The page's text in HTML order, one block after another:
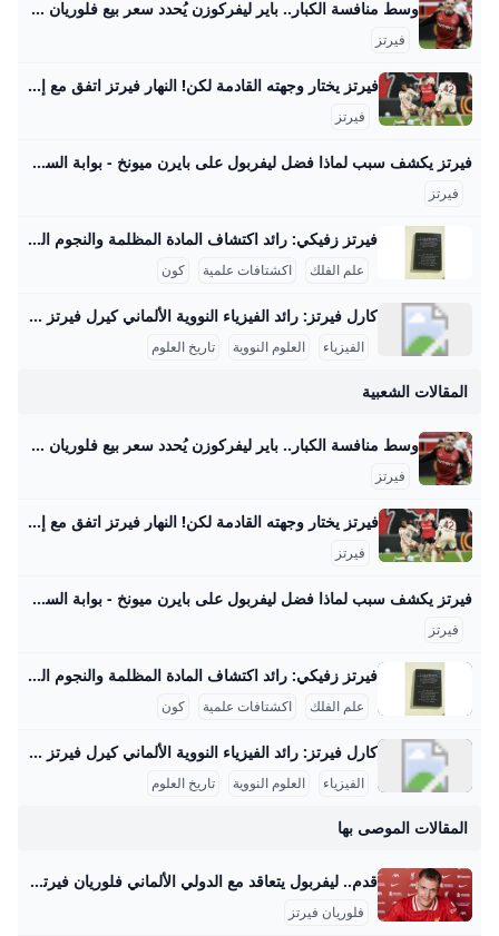
وسط منافسة الكبار.. باير ليفركوزن يُحدد سعر بيع فلوريان فيرتز صحيفة الوطن حدد مسئولو نادي باير ليفركوزن الألماني سعر بيع فلوريان فيرتز، لاعب خط وسط الفريق الأول لكرة القدم بالنادي، في الميركاتو الصيفي المقبل، وذلك في ظل وجود منافسة مشتعلة بين كبار الأندية الأوروبية… {{ article.article_subtitle }} {{ authorName() }} {{ article.author_description }} {{ article.formatted_date }}epa11762162 Florian Wirtz of Leverkusen celebrates after scoring the 1-0 lead during the German Bundesliga soccer match between Bayer 04 Leverkusen and FC St. Pauli in Leverkusen, Germany, 07 December 2024.
فيرتز
فيرتز يختار وجهته القادمة لكن! النهار فيرتز اتفق مع إدارة بايرن ميونيخ الجريدة مواقعنا لبنان عربي بودكاست تسجيل الدخول اشترك - الرئيسية عيش لبنان اقتصاد وأعمال تحقيقات مقالات كتاب النهار آراء منبر كتاب النهار 29-08-2025 | 05:37 استعادة النظام السوري السجناء واللاجئين معاً مؤشّر لنية بناء دولة كتاب النهار 29-08-2025 | 05:30 أيّ رسائل مخفيّة لحراك “حزب الله” السياسي المكثّف؟ رياضة كرة قدم كرة سلة كرة مضرب رياضة ميكانيكية ألعاب قتالية الغولف رياضات أخرى رياضة 29-08-2025 | 06:25 شربل أبو خطار لـ"النهار": الرياضة دواء ومفتاح النجاح الدراسي رياضة 28-08-2025 | 17:06 ازدواج الجنسية… أزمة مستمرّة لنجوم كرة القدم
فيرتز
فيرتز يكشف سبب لماذا فضل ليفربول على بايرن ميونخ - بوابة السعودية نيوز يحاول الفريق بناء نفسه بشكل قوي ليكون قادراً على المنافسة على أعلى مستوى تحت قيادة المدرب آرني سلوت وقد أظهر الفريق أداءً مميزاً في سوق الانتقالات هذا الصيف، انتقال اللاعب إلى ليفربول يمثل تحدياً كبيراً بالنسبة له، حيث قال: “لقد كانت خطوة أصعب أن أترك هذا المحيط وأذهب لبلد آخر مع كل ما يتضمنه من تغييرات وألعب في دوري جديد بأسلوب لعب مختلف”. اختيار واعٍ أضاف اللاعب: “لقد انتقلت لتحدي أكبر، تحدي اخترت خوضه بوعي من أجل أن أنجح وأصبح لاعباً أفضل , لقد اخترت الانتقال إلى ليفربول كقرار واعٍ بالنسبة لي كي أصبح أفضل”.
فيرتز
فيرتز زفيكي: رائد اكتشاف المادة المظلمة والنجوم النيوترونية يسرني تقديم مقال مفصل عن شخصية فريتز زفيكي وإسهاماته العلمية في علم الفلك: فريتز زفيكي: رائد اكتشاف المادة المظلمة والنجوم النيوترونية فريتز زفيكي (14 فبراير 1898 - 8 فبراير 1974) كان عالم فلك سويسري عمل معظم حياته في معهد كاليفورنيا للتكنولوجيا بالولايات المتحدة، وأحدث ثورة في فهمنا للكون من خلال أفكاره واكتشافاته الرائدة. تلقى تعليمه الثانوي في زيوريخ، ثم درس الرياضيات والفيزياء التجريبية بين 1917 و1925 على يد كبار العلماء أمثال أوجوست بيكارد وألبرت أينشتاين، مما أكسبه قاعدة علمية راسخة ساعدته في إرساء أسس علم الفلك الحديث.
علم الفلك اكشتافات علمية كون
كارل فيرتز: رائد الفيزياء النووية الألماني كيرل فيرتز هو عالم فيزياء نووية ألماني بارز وُلد في 24 أبريل 1910 في كولونيا وتوفي في 12 فبراير 1994. حصل على شهادة الدكتوراه في عام 1934 بعد دراسته الفيزياء والكيمياء والرياضيات في جامعات بون وفرايبورغ وبريسلّاو. درّس بعد ذلك كمساعد تدريس لوزير التعليم الألماني كارل فريدريش بونهوفر في جامعة لايبتزغ، وكان عضواً في رابطة المعلمين النازية خلال الفترة النازية في ألمانيا، رغم أنه لم يكن عضواً في الحزب النازي. مهنياً، تميز فيرتز بعمله في معهد كايزر فيلهلم للفيزياء في برلين منذ عام 1937، حيث عمل على تصميم المفاعلات النووية خلال الحرب العالمية الثانية، وبالأخص مفاعل الطبقات الأفقية، بالإضافة إلى قيادة قسم التجارب في المعهد الذي نقل إلى هيتشينجن لتجنب تأثير القصف الجوي في 1944.
الفيزياء العلوم النووية تاريخ العلوم
المقالات الشعبية
وسط منافسة الكبار.. باير ليفركوزن يُحدد سعر بيع فلوريان فيرتز صحيفة الوطن حدد مسئولو نادي باير ليفركوزن الألماني سعر بيع فلوريان فيرتز، لاعب خط وسط الفريق الأول لكرة القدم بالنادي، في الميركاتو الصيفي المقبل، وذلك في ظل وجود منافسة مشتعلة بين كبار الأندية الأوروبية… {{ article.article_subtitle }} {{ authorName() }} {{ article.author_description }} {{ article.formatted_date }}epa11762162 Florian Wirtz of Leverkusen celebrates after scoring the 1-0 lead during the German Bundesliga soccer match between Bayer 04 Leverkusen and FC St. Pauli in Leverkusen, Germany, 07 December 2024.
فيرتز
فيرتز يختار وجهته القادمة لكن! النهار فيرتز اتفق مع إدارة بايرن ميونيخ الجريدة مواقعنا لبنان عربي بودكاست تسجيل الدخول اشترك - الرئيسية عيش لبنان اقتصاد وأعمال تحقيقات مقالات كتاب النهار آراء منبر كتاب النهار 29-08-2025 | 05:37 استعادة النظام السوري السجناء واللاجئين معاً مؤشّر لنية بناء دولة كتاب النهار 29-08-2025 | 05:30 أيّ رسائل مخفيّة لحراك “حزب الله” السياسي المكثّف؟ رياضة كرة قدم كرة سلة كرة مضرب رياضة ميكانيكية ألعاب قتالية الغولف رياضات أخرى رياضة 29-08-2025 | 06:25 شربل أبو خطار لـ"النهار": الرياضة دواء ومفتاح النجاح الدراسي رياضة 28-08-2025 | 17:06 ازدواج الجنسية… أزمة مستمرّة لنجوم كرة القدم
فيرتز
فيرتز يكشف سبب لماذا فضل ليفربول على بايرن ميونخ - بوابة السعودية نيوز يحاول الفريق بناء نفسه بشكل قوي ليكون قادراً على المنافسة على أعلى مستوى تحت قيادة المدرب آرني سلوت وقد أظهر الفريق أداءً مميزاً في سوق الانتقالات هذا الصيف، انتقال اللاعب إلى ليفربول يمثل تحدياً كبيراً بالنسبة له، حيث قال: “لقد كانت خطوة أصعب أن أترك هذا المحيط وأذهب لبلد آخر مع كل ما يتضمنه من تغييرات وألعب في دوري جديد بأسلوب لعب مختلف”. اختيار واعٍ أضاف اللاعب: “لقد انتقلت لتحدي أكبر، تحدي اخترت خوضه بوعي من أجل أن أنجح وأصبح لاعباً أفضل , لقد اخترت الانتقال إلى ليفربول كقرار واعٍ بالنسبة لي كي أصبح أفضل”.
فيرتز
فيرتز زفيكي: رائد اكتشاف المادة المظلمة والنجوم النيوترونية يسرني تقديم مقال مفصل عن شخصية فريتز زفيكي وإسهاماته العلمية في علم الفلك: فريتز زفيكي: رائد اكتشاف المادة المظلمة والنجوم النيوترونية فريتز زفيكي (14 فبراير 1898 - 8 فبراير 1974) كان عالم فلك سويسري عمل معظم حياته في معهد كاليفورنيا للتكنولوجيا بالولايات المتحدة، وأحدث ثورة في فهمنا للكون من خلال أفكاره واكتشافاته الرائدة. تلقى تعليمه الثانوي في زيوريخ، ثم درس الرياضيات والفيزياء التجريبية بين 1917 و1925 على يد كبار العلماء أمثال أوجوست بيكارد وألبرت أينشتاين، مما أكسبه قاعدة علمية راسخة ساعدته في إرساء أسس علم الفلك الحديث.
علم الفلك اكشتافات علمية كون
كارل فيرتز: رائد الفيزياء النووية الألماني كيرل فيرتز هو عالم فيزياء نووية ألماني بارز وُلد في 24 أبريل 1910 في كولونيا وتوفي في 12 فبراير 1994. حصل على شهادة الدكتوراه في عام 1934 بعد دراسته الفيزياء والكيمياء والرياضيات في جامعات بون وفرايبورغ وبريسلّاو. درّس بعد ذلك كمساعد تدريس لوزير التعليم الألماني كارل فريدريش بونهوفر في جامعة لايبتزغ، وكان عضواً في رابطة المعلمين النازية خلال الفترة النازية في ألمانيا، رغم أنه لم يكن عضواً في الحزب النازي. مهنياً، تميز فيرتز بعمله في معهد كايزر فيلهلم للفيزياء في برلين منذ عام 1937، حيث عمل على تصميم المفاعلات النووية خلال الحرب العالمية الثانية، وبالأخص مفاعل الطبقات الأفقية، بالإضافة إلى قيادة قسم التجارب في المعهد الذي نقل إلى هيتشينجن لتجنب تأثير القصف الجوي في 1944.
الفيزياء العلوم النووية تاريخ العلوم
المقالات الموصى بها
قدم.. ليفربول يتعاقد مع الدولي الألماني فلوريان فيرتز ‘بعقد طويل الأمد قادما من صفوف باير ليفركوزن، في صفقة وصفت بأنها “قياسية” في الكرة الإنجليزية - Anadolu Ajansı’ بعقد طويل الأمد قادما من صفوف باير ليفركوزن، في صفقة وصفت بأنها “قياسية” في الكرة الإنجليزية Ahmed Hassan |20.06.2025 - محدث : 21.06.2025 إسطنبول / أحمد حسن / الأناضول تعاقد نادي ليفربول الإنجليزي، الجمعة، مع الدولي الألماني فلوريان فيرتز لاعب فريق باير ليفركوزن، بعقد طويل الأمد، دون الكشف عن مدة وقيمة الصفقة، لكنها وصفت بأنها “قياسية”.
فلوريان فيرتز